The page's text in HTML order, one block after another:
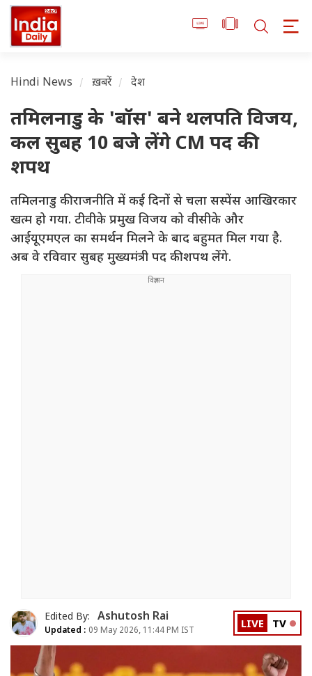
Hindi News ख़बरें देश
तमिलनाडु के 'बॉस' बने थलपति विजय,
कल सुबह 10 बजे लेंगे CM पद की
शपथ
तमिलनाडु की राजनीति में कई दिनों से चला सस्पेंस आखिरकार
खत्म हो गया. टीवीके प्रमुख विजय को वीसीके और
आईयूएमएल का समर्थन मिलने के बाद बहुमत मिल गया है.
अब वे रविवार सुबह मुख्यमंत्री पद की शपथ लेंगे.
Edited By: Ashutosh Rai
Updated : 09 May 2026, 11:44 PM IST LIVE TV